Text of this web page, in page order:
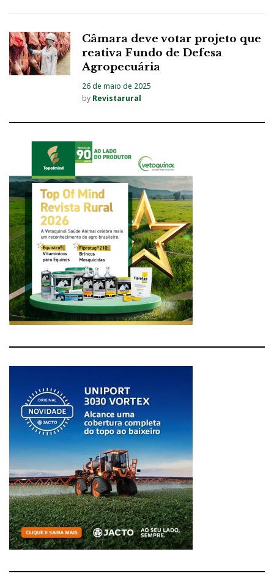
Câmara deve votar projeto que
reativa Fundo de Defesa
Agropecuária
26 de maio de 2025
by Revistarural